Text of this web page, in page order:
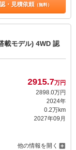
・見積依頼（無料）
載モデル) 4WD 認
2915.7万円
2898. 0万円
2024年
0.2万km
2027年09月
他の情報を開く